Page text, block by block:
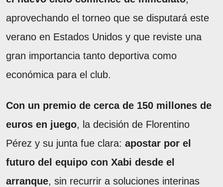
aprovechando el torneo que se disputará este
verano en Estados Unidos y que reviste una
gran importancia tanto deportiva como
económica para el club.
Con un premio de cerca de 150 millones de
euros en juego, la decisión de Florentino
Pérez y su junta fue clara: apostar por el
futuro del equipo con Xabi desde el
arranque, sin recurrir a soluciones interinas